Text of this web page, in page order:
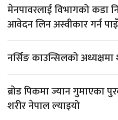
मेनपावरलाई विभागको कडा
आवेदन लिन अस्वीकार गर्न
नर्सिङ काउन्सिलको
ब्रोड पिकमा ज्यान गुमाएका
शरीर नेपाल ल्याइयो